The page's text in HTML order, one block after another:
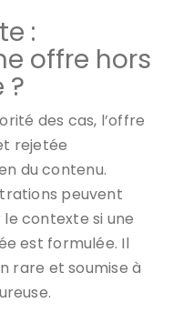
:
offre hors
?
des cas, l’offre
rejetée
du contenu.
peuvent
contexte si une
est formulée. Il
rare et soumise à